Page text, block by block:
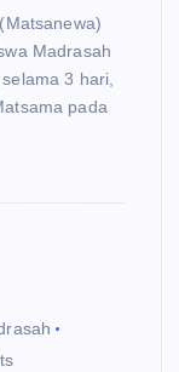
Madrasah
3 hari,
pada